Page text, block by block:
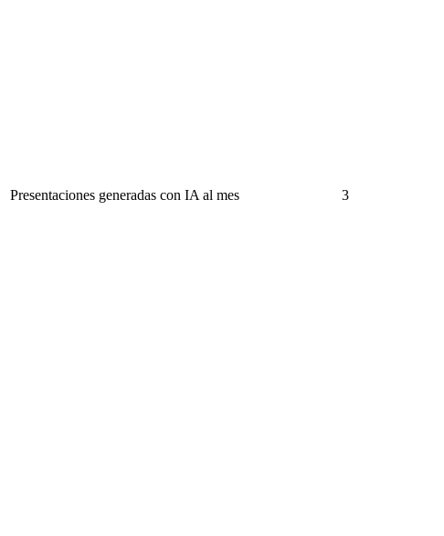
Presentaciones generadas con IA al mes 3